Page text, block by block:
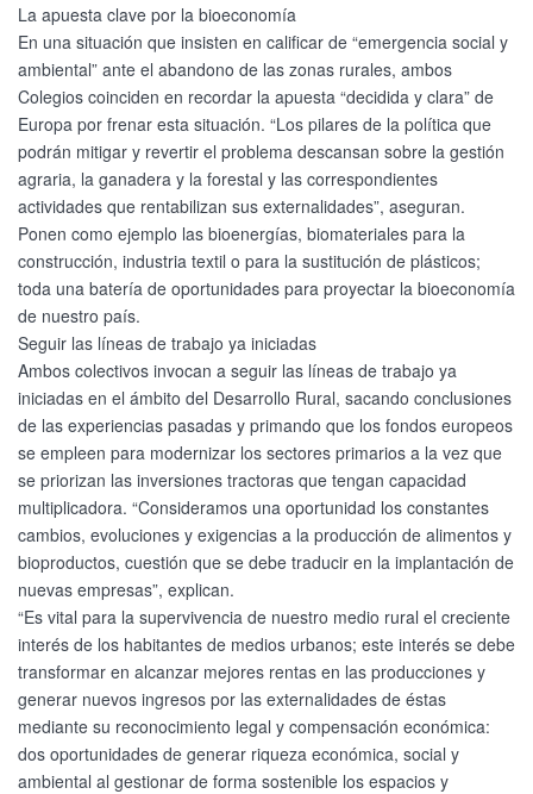
La apuesta clave por la bioeconomía
En una situación que insisten en calificar de “emergencia social y
ambiental” ante el abandono de las zonas rurales, ambos
Colegios coinciden en recordar la apuesta “decidida y clara” de
Europa por frenar esta situación. “Los pilares de la política que
podrán mitigar y revertir el problema descansan sobre la gestión
agraria, la ganadera y la forestal y las correspondientes
actividades que rentabilizan sus externalidades”, aseguran.
Ponen como ejemplo las bioenergías, biomateriales para la
construcción, industria textil o para la sustitución de plásticos;
toda una batería de oportunidades para proyectar la bioeconomía
de nuestro país.
Seguir las líneas de trabajo ya iniciadas
Ambos colectivos invocan a seguir las líneas de trabajo ya
iniciadas en el ámbito del Desarrollo Rural, sacando conclusiones
de las experiencias pasadas y primando que los fondos europeos
se empleen para modernizar los sectores primarios a la vez que
se priorizan las inversiones tractoras que tengan capacidad
multiplicadora. “Consideramos una oportunidad los constantes
cambios, evoluciones y exigencias a la producción de alimentos y
bioproductos, cuestión que se debe traducir en la implantación de
nuevas empresas”, explican.
“Es vital para la supervivencia de nuestro medio rural el creciente
interés de los habitantes de medios urbanos; este interés se debe
transformar en alcanzar mejores rentas en las producciones y
generar nuevos ingresos por las externalidades de éstas
mediante su reconocimiento legal y compensación económica:
dos oportunidades de generar riqueza económica, social y
ambiental al gestionar de forma sostenible los espacios y